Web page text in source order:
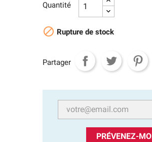
Quantité
 Rupture de stock
Partager
PRÉVENEZ-